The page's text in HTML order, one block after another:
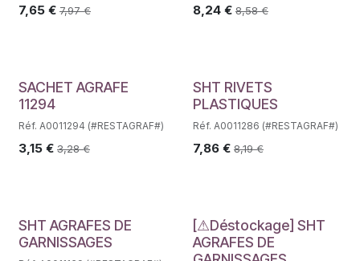
7,65 € 7,97€ 8,24€ 8,58€
SACHET AGRAFE
11294
Réf. A0011294 (#RESTAGRAF#)
3,15 € 3,28€
SHT RIVETS
PLASTIQUES
Réf. A0011286 (#RESTAGRAF#)
7,86€ 8,19€
SHT AGRAFES DE
GARNISSAGES
Déstockage
[⚠Déstockage] SHT
AGRAFES DE